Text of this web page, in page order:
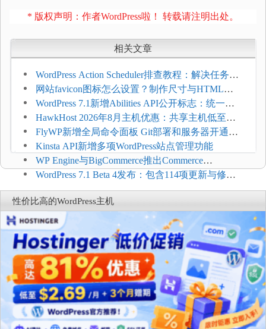
* 版权声明：作者WordPress啦！ 转载请注明出处。
相关文章
WordPress Action Scheduler排查教程：解决任务积
压和订单延迟
网站favicon图标怎么设置？制作尺寸与HTML添
加方法
WordPress 7.1新增Abilities API公开标志：统一支
持REST API、MCP与AI代理
HawkHost 2026年8月主机优惠：共享主机低至
$2.61/月，高性能主机同步折扣
FlyWP新增全局命令面板 Git部署和服务器开通更
方便
Kinsta API新增多项WordPress站点管理功能
WP Engine与BigCommerce推出Commerce
Connect：WordPress商店可保留前台体验并扩展电
商能力
WordPress 7.1 Beta 4发布：包含114项更新与修
复，仅建议在测试环境体验
性价比高的WordPress主机